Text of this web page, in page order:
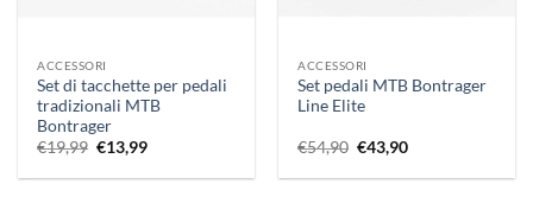
ACCESSORI
Set di tacchette per pedali
tradizionali MTB
Bontrager
€19,99 Il
prezzo
originale
€13,99Il
attuale
ACCESSORI
Set pedali MTB Bontrager
Line Elite
€54,90 Il
prezzo
originale
€43,90Il
attuale